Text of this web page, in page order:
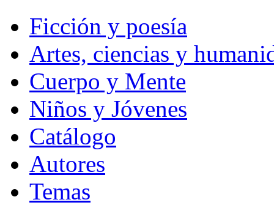
Ficción y poesía
Artes, ciencias y
Cuerpo y Mente
Niños y Jóvenes
Catálogo
Autores
Temas